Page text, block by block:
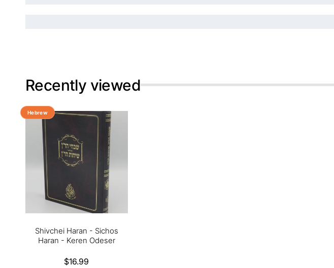
Recently viewed
Hebrew
Shivchei Haran - Sichos
Haran - Keren Odeser
Regular
$16.99